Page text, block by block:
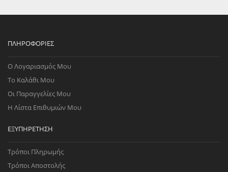
ΠΛΗΡΟΦΟΡΊΕΣ
Ο Λογαριασμός Μου
Το Καλάθι Μου
Οι Παραγγελίες Μου
Η Λίστα Επιθυμιών Μου
ΕΞΥΠΗΡΈΤΗΣΗ
Τρόποι Πληρωμής
Τρόποι Αποστολής